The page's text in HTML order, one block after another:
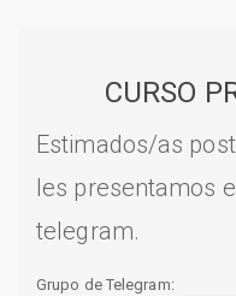
CURSO
Estimados/as
les presentamos
telegram.
Grupo de Telegram: